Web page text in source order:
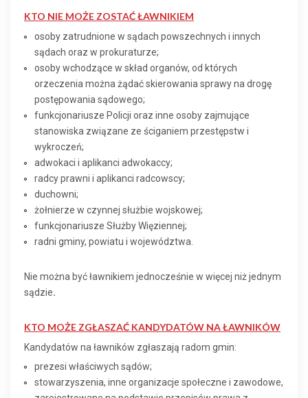
KTO NIE MOŻE ZOSTAĆ ŁAWNIKIEM
osoby zatrudnione w sądach powszechnych i innych
sądach oraz w prokuraturze;
osoby wchodzące w skład organów, od których
orzeczenia można żądać skierowania sprawy na drogę
postępowania sądowego;
funkcjonariusze Policji oraz inne osoby zajmujące
stanowiska związane ze ściganiem przestępstw i
wykroczeń;
adwokaci i aplikanci adwokaccy;
radcy prawni i aplikanci radcowscy;
duchowni;
żołnierze w czynnej służbie wojskowej;
funkcjonariusze Służby Więziennej;
radni gminy, powiatu i województwa.
Nie można być ławnikiem jednocześnie w więcej niż jednym
sądzie.
KTO MOŻE ZGŁASZAĆ KANDYDATÓW NA ŁAWNIKÓW
Kandydatów na ławników zgłaszają radom gmin:
prezesi właściwych sądów;
stowarzyszenia, inne organizacje społeczne i zawodowe,